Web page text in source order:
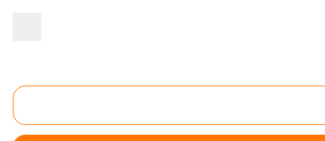
Piscine Marly-le-Roi (78160)
Plus-que-pro.fr permet d'obtenir les horaires et les